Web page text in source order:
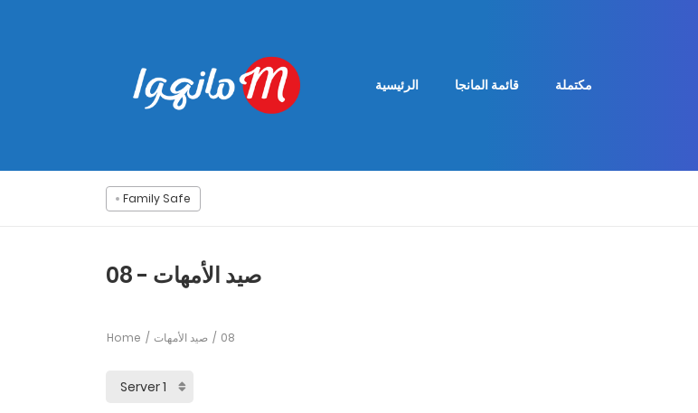
الرئيسية قائمة المانجا مكتملة
Family Safe
صيد الأمهات - 08
Home صيد الأمهات 08